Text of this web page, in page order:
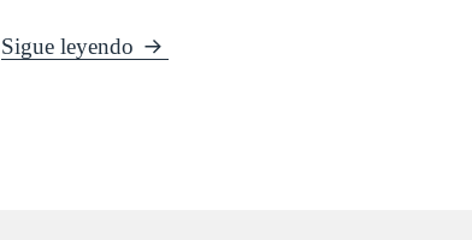
Sigue leyendo Diario Camboya – Julio 2013: